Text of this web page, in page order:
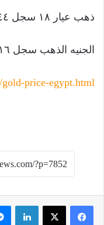
ذهب عيار ١٨ سجل ٦٤٤ جنيه للجرام.
الجنيه الذهب سجل ٦٠١٦ جنيه.
price-egypt.html